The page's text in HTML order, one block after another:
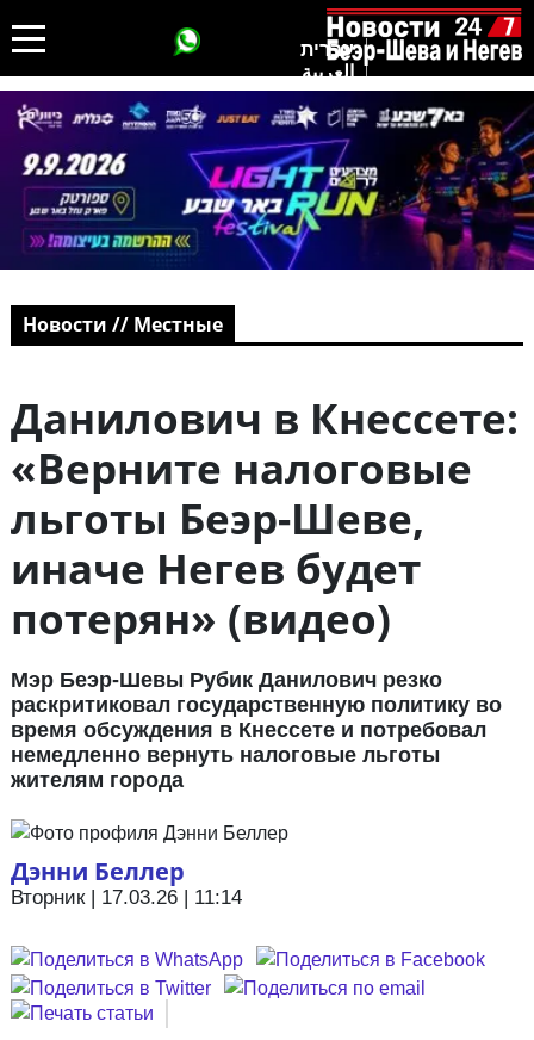
עברית
العربية
Новости // Местные
Данилович в Кнессете:
«Верните налоговые
льготы Беэр-Шеве,
иначе Негев будет
потерян» (видео)
Мэр Беэр-Шевы Рубик Данилович резко
раскритиковал государственную политику во
время обсуждения в Кнессете и потребовал
немедленно вернуть налоговые льготы
жителям города
Дэнни Беллер
Вторник | 17.03.26 | 11:14